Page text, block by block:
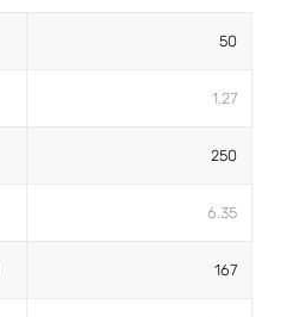
50
1.27
250
6.35
167